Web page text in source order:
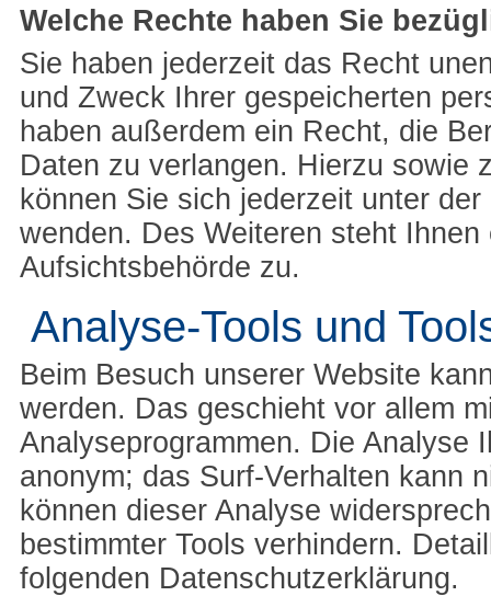
Welche Rechte haben Sie
Sie haben jederzeit das Recht
und Zweck Ihrer gespeicherten
haben außerdem ein Recht, die
Daten zu verlangen. Hierzu sowie
können Sie sich jederzeit unter
wenden. Des Weiteren steht
Aufsichtsbehörde zu.
Analyse-Tools und
Beim Besuch unserer Website
werden. Das geschieht vor allem
Analyseprogrammen. Die Analyse
anonym; das Surf-Verhalten kann
können dieser Analyse
bestimmter Tools verhindern.
folgenden Datenschutzerklärung.